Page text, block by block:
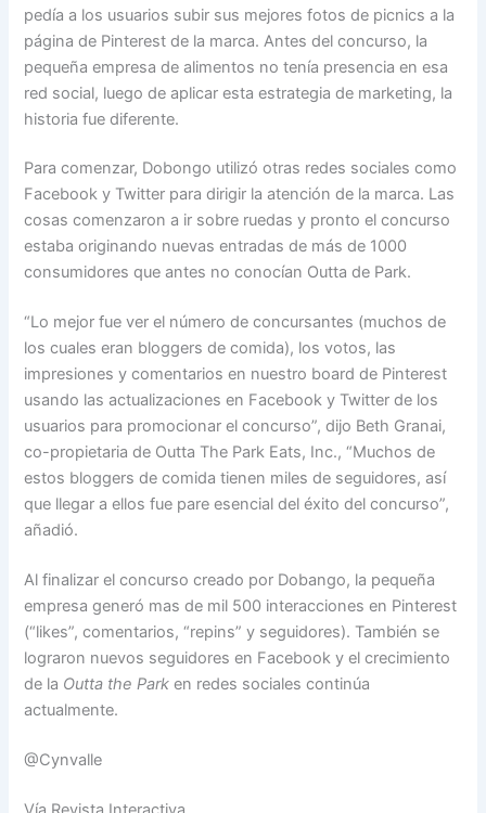
pedía a los usuarios subir sus mejores fotos de picnics a la
página de Pinterest de la marca. Antes del concurso, la
pequeña empresa de alimentos no tenía presencia en esa
red social, luego de aplicar esta estrategia de marketing, la
historia fue diferente.
Para comenzar, Dobongo utilizó otras redes sociales como
Facebook y Twitter para dirigir la atención de la marca. Las
cosas comenzaron a ir sobre ruedas y pronto el concurso
estaba originando nuevas entradas de más de 1000
consumidores que antes no conocían Outta de Park.
“Lo mejor fue ver el número de concursantes (muchos de
los cuales eran bloggers de comida), los votos, las
impresiones y comentarios en nuestro board de Pinterest
usando las actualizaciones en Facebook y Twitter de los
usuarios para promocionar el concurso”, dijo Beth Granai,
co-propietaria de Outta The Park Eats, Inc., “Muchos de
estos bloggers de comida tienen miles de seguidores, así
que llegar a ellos fue pare esencial del éxito del concurso”,
añadió.
Al finalizar el concurso creado por Dobango, la pequeña
empresa generó mas de mil 500 interacciones en Pinterest
(“likes”, comentarios, “repins” y seguidores). También se
lograron nuevos seguidores en Facebook y el crecimiento
de la Outta the Park en redes sociales continúa
actualmente.
@Cynvalle